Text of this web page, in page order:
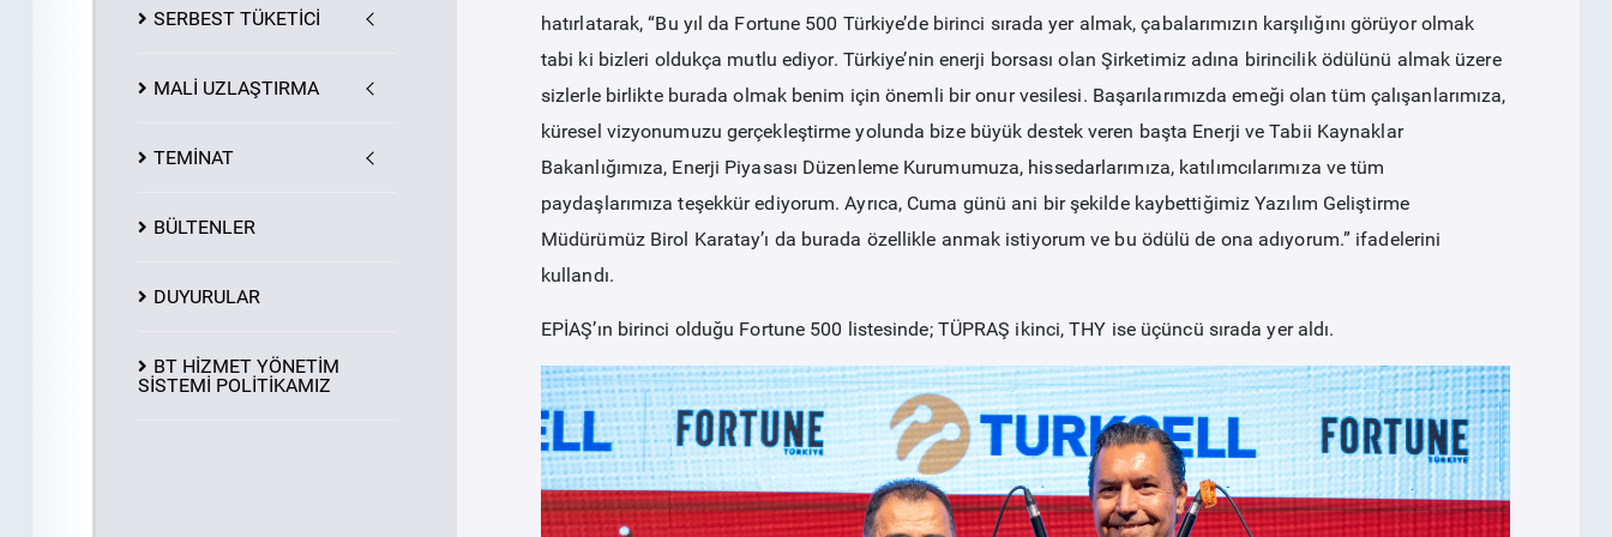
SERBEST TÜKETİCİ
MALİ UZLAŞTIRMA
TEMİNAT
BÜLTENLER
DUYURULAR
BT HİZMET YÖNETİM
SİSTEMİ POLİTİKAMIZ
hatırlatarak, “Bu yıl da Fortune 500 Türkiye’de birinci sırada yer almak, çabalarımızın karşılığını görüyor olmak
tabi ki bizleri oldukça mutlu ediyor. Türkiye’nin enerji borsası olan Şirketimiz adına birincilik ödülünü almak üzere
sizlerle birlikte burada olmak benim için önemli bir onur vesilesi. Başarılarımızda emeği olan tüm çalışanlarımıza,
küresel vizyonumuzu gerçekleştirme yolunda bize büyük destek veren başta Enerji ve Tabii Kaynaklar
Bakanlığımıza, Enerji Piyasası Düzenleme Kurumumuza, hissedarlarımıza, katılımcılarımıza ve tüm
paydaşlarımıza teşekkür ediyorum. Ayrıca, Cuma günü ani bir şekilde kaybettiğimiz Yazılım Geliştirme
Müdürümüz Birol Karatay’ı da burada özellikle anmak istiyorum ve bu ödülü de ona adıyorum.” ifadelerini
kullandı.
EPİAŞ’ın birinci olduğu Fortune 500 listesinde; TÜPRAŞ ikinci, THY ise üçüncü sırada yer aldı.